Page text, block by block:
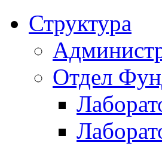
Структура
Отдел